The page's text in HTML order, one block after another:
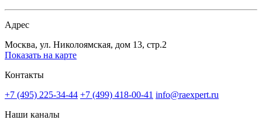
Адрес
Москва, ул. Николоямская, дом 13, стр.2
Показать на карте
Контакты
+7 (495) 225-34-44 +7 (499) 418-00-41 info@raexpert.ru
Наши каналы